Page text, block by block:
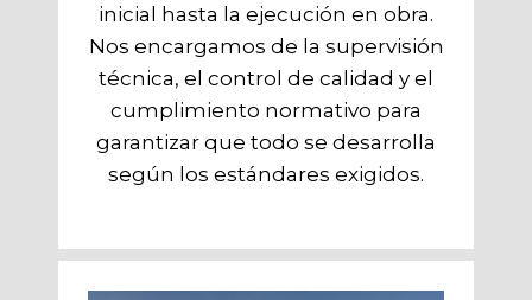
inicial hasta la ejecución en obra.
Nos encargamos de la supervisión
técnica, el control de calidad y el
cumplimiento normativo para
garantizar que todo se desarrolla
según los estándares exigidos.